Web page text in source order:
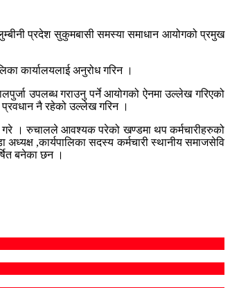
प्रदेश सुकुमबासी समस्या समाधान आयोगको प्रमुख
कार्यालयलाई अनुरोध गरिन ।
उपलब्ध गराउनु पर्ने आयोगको ऐनमा उल्लेख गरिएको
प्रवधान नै रहेको उल्लेख गरिन ।
गरे । रुचालले आवश्यक परेको खण्डमा थप कर्मचारीहरुको
,कार्यपालिका सदस्य कर्मचारी स्थानीय समाजसेवि
बनेका छन ।